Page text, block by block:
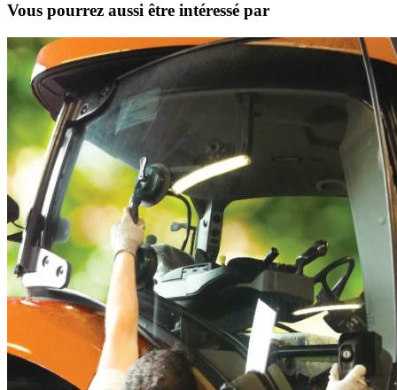
Vous pourrez aussi être intéressé par